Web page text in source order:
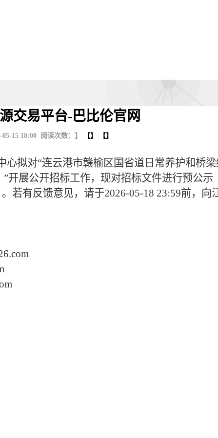
交易平台-巴比伦官网
05-15 18:00 阅读次数：】 【】 【】
心拟对“连云港市赣榆区国省道日常养护和桥
开展公开招标工作，现对招标文件进行预公示
若有反馈意见，请于2026-05-18 23:59前，向